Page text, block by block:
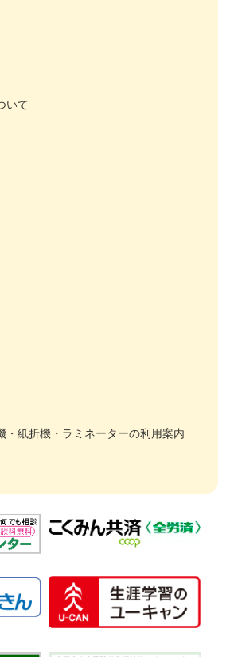
いて
・紙折機・ラミネーターの利用案内